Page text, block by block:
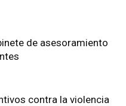
de asesoramiento
contra la violencia